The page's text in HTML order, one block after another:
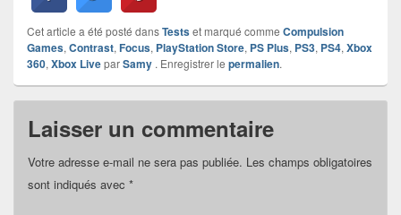
Cet article a été posté dansTestset marqué comme Compulsion
Games, Contrast, Focus, PlayStation Store, PS Plus, PS3, PS4, Xbox
360, Xbox LiveparSamy . Enregistrer le permalien.
Laisser un commentaire
Votre adresse e-mail ne sera pas publiée. Les champs obligatoires
sont indiqués avec *